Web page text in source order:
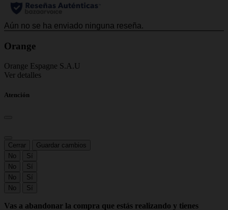
Orange
Orange Espagne S.A.U
Ver detalles
Atención
Cerrar
Guardar cambios
No
Sí
No
Sí
No
Sí
No
Sí
Vas a abandonar la compra que estás realizando y tienes